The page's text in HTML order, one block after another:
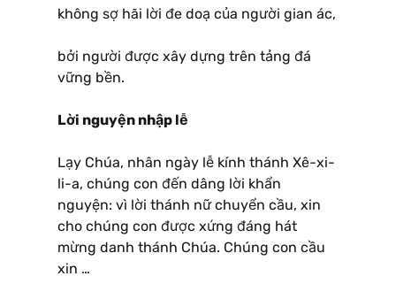
không sợ hãi lời đe doạ của người gian ác,
bởi người được xây dựng trên tảng đá
vững bền.
Lời nguyện nhập lễ
Lạy Chúa, nhân ngày lễ kính thánh Xê-xi-
li-a, chúng con đến dâng lời khẩn
nguyện: vì lời thánh nữ chuyển cầu, xin
cho chúng con được xứng đáng hát
mừng danh thánh Chúa. Chúng con cầu
xin …